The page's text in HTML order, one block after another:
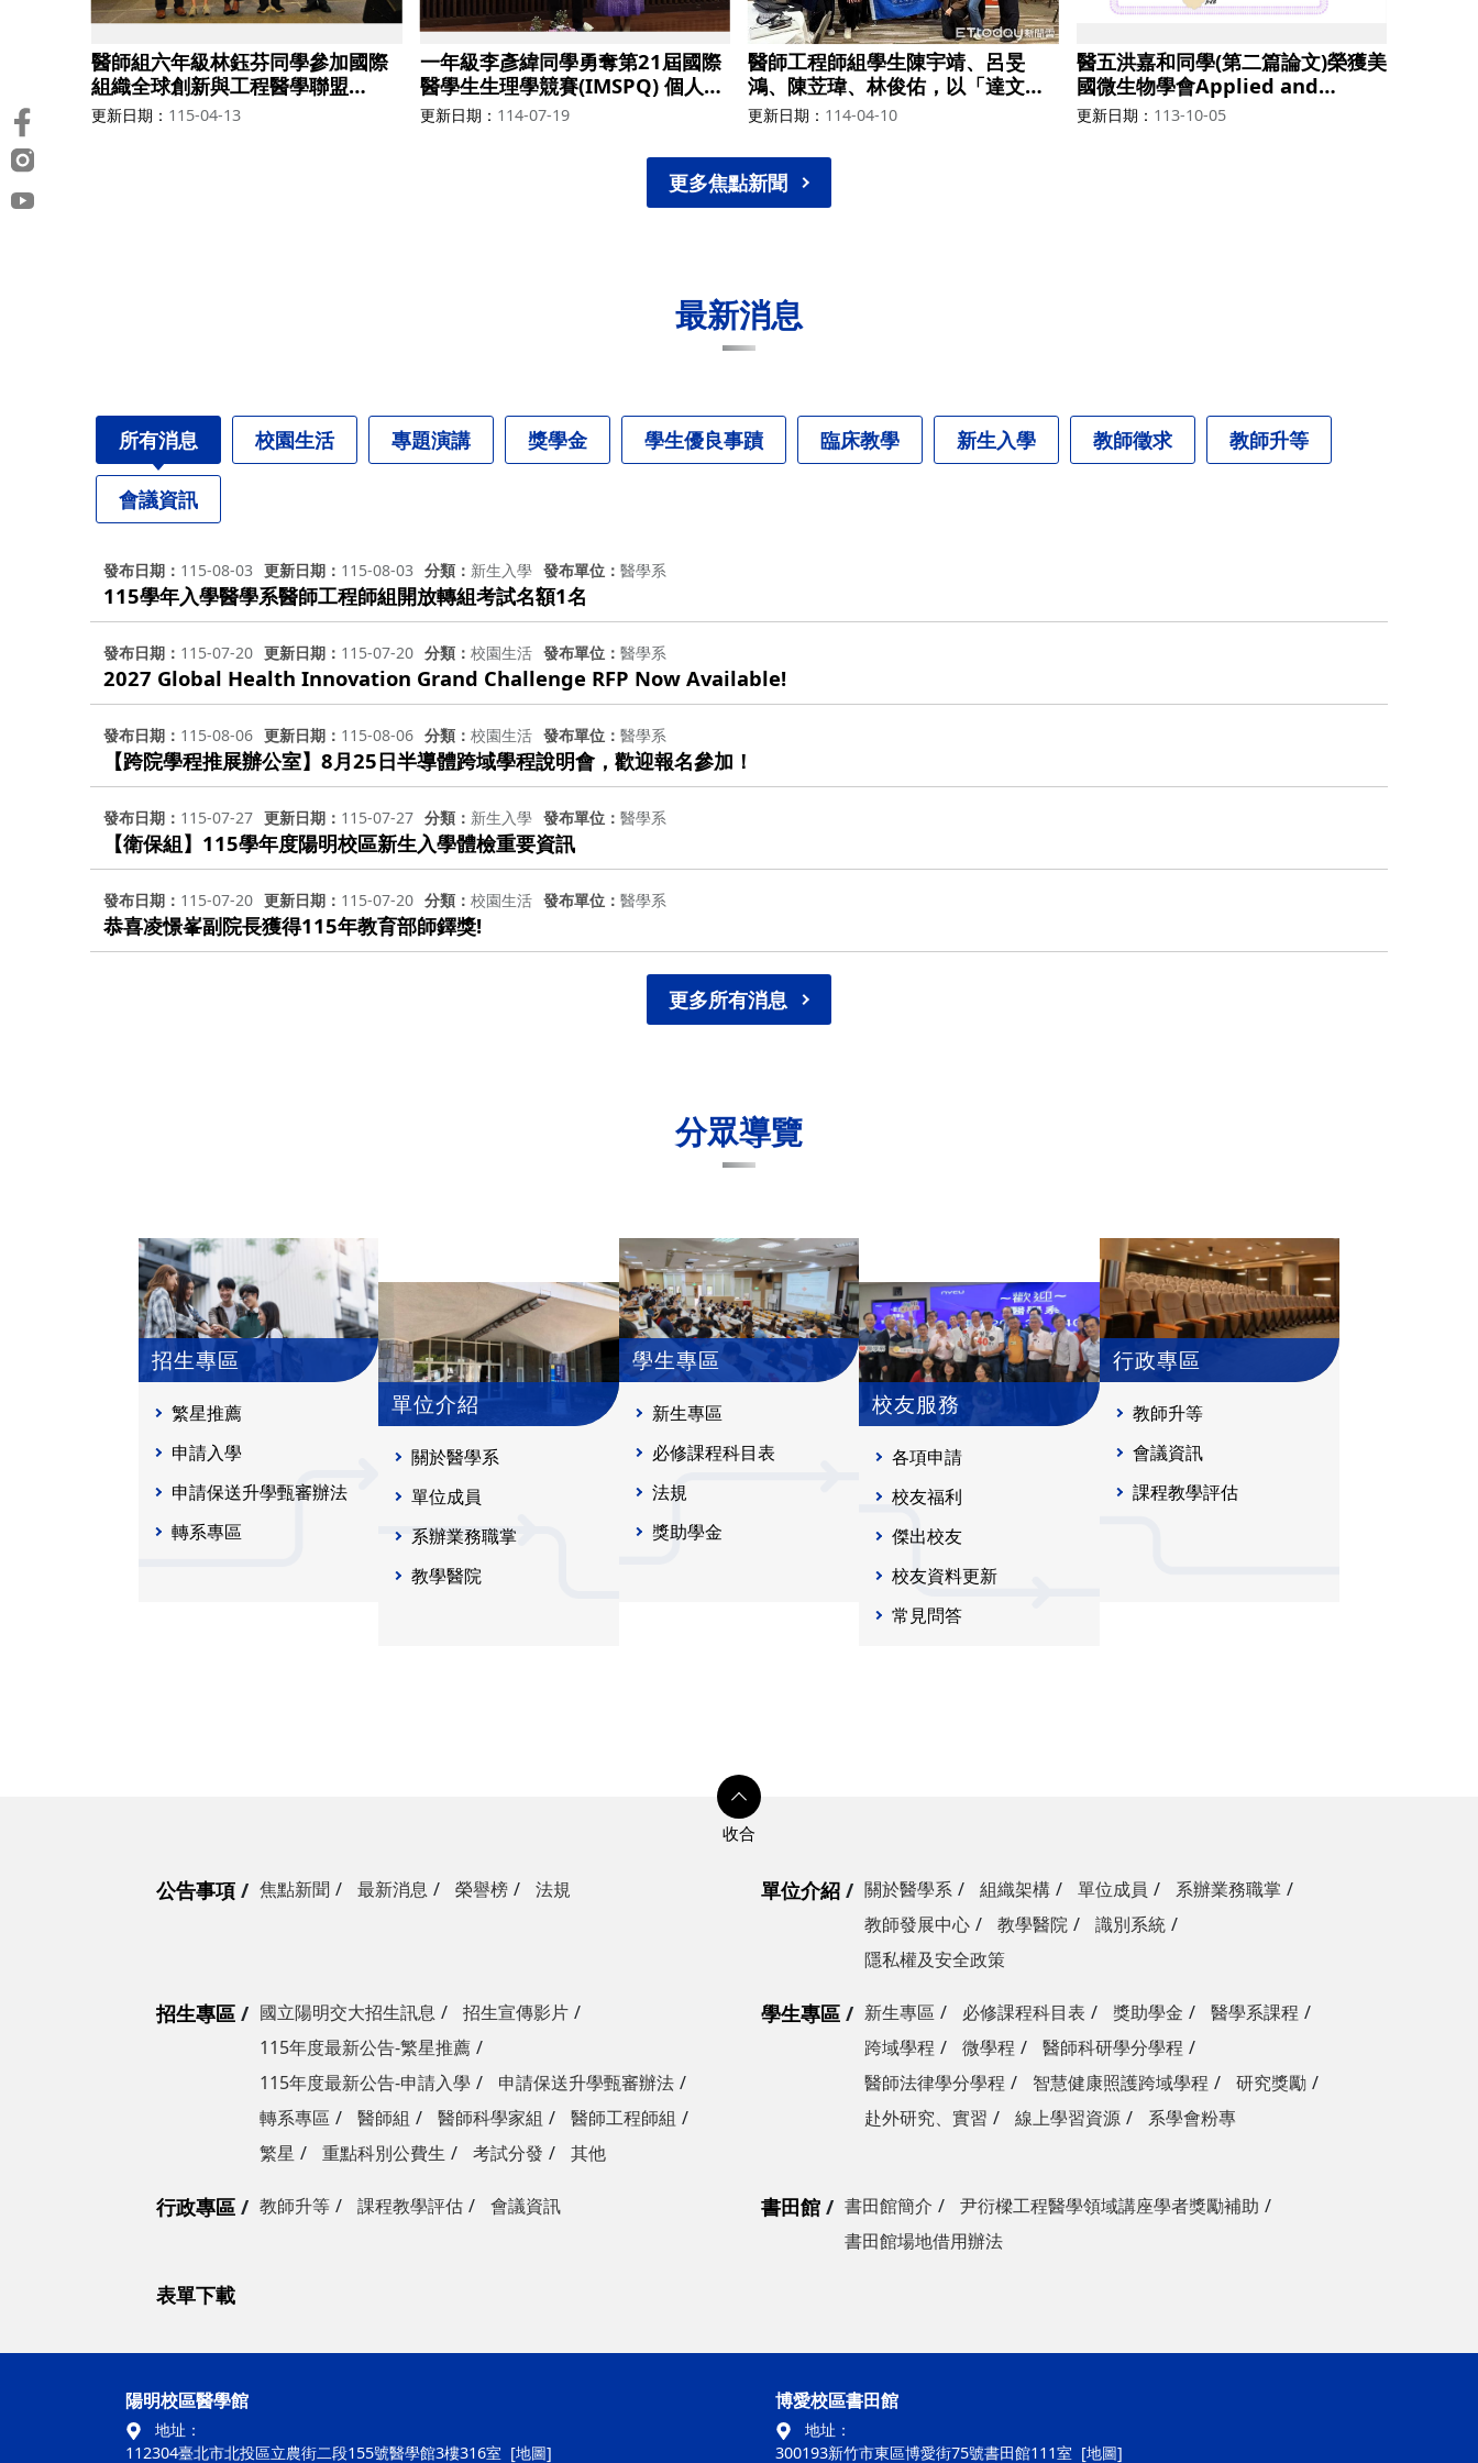
醫師組六年級林鈺芬同學參加國際
組織全球創新與工程醫學聯盟
(GCIEM)獲得第五名
更新日期 115-04-13
一年級李彥緯同學勇奪第21屆國際
醫學生生理學競賽(IMSPQ) 個人獎
第七名
更新日期 114-07-19
醫師工程師組學生陳宇靖、呂旻
鴻、陳苙瑋、林俊佑，以「達文西
EIS-AI」的創新設計，參加美國伊
新競賽，在56隊中得到第五名，獎
金25000美金
更新日期 114-04-10
醫五洪嘉和同學(第二篇論文)榮獲美
國微生物學會Applied and
Environmental Microbiology期
更新日期 113-10-05
更多焦點新聞
最新消息
所有消息 校園生活 專題演講 獎學金 學生優良事蹟 臨床教學 新生入學 教師徵求 教師升等
會議資訊
發布日期 115-08-03 更新日期 115-08-03 分類 新生入學 發布單位 醫學系
115學年入學醫學系醫師工程師組開放轉組考試名額1名
發布日期 115-07-20 更新日期 115-07-20 分類 校園生活 發布單位 醫學系
2027 Global Health Innovation Grand Challenge RFP Now Available!
發布日期 115-08-06 更新日期 115-08-06 分類 校園生活 發布單位 醫學系
【跨院學程推展辦公室】8月25日半導體跨域學程說明會，歡迎報名參加！
發布日期 115-07-27 更新日期 115-07-27 分類 新生入學 發布單位 醫學系
【衛保組】115學年度陽明校區新生入學體檢重要資訊
發布日期 115-07-20 更新日期 115-07-20 分類 校園生活 發布單位 醫學系
恭喜凌憬峯副院長獲得115年教育部師鐸獎!
更多所有消息
分眾導覽
招生專區
繁星推薦
申請入學
申請保送升學甄審辦法
轉系專區
單位介紹
關於醫學系
單位成員
系辦業務職掌
教學醫院
學生專區
新生專區
必修課程科目表
法規
獎助學金
校友服務
各項申請
校友福利
傑出校友
校友資料更新
常見問答
行政專區
教師升等
會議資訊
課程教學評估
公告事項 焦點新聞 最新消息 榮譽榜 法規 單位介紹 關於醫學系 組織架構 單位成員
系辦業務職掌
教師發展中心
教學醫院
識別系統
隱私權及安全政策
招生專區 國立陽明交大招生訊息
招生宣傳影片
115年度最新公告-繁星推薦
115年度最新公告-申請入學
申請保送升學甄審辦法
轉系專區
醫師組 醫師科學家組
醫師工程師組
繁星
重點科別公費生 考試分發 其他
學生專區 新生專區 必修課程科目表 獎助學金
醫學系課程
跨域學程
微學程
醫師科研學分學程
醫師法律學分學程
智慧健康照護跨域學程
研究獎勵
赴外研究、實習
線上學習資源 系學會粉專
行政專區 教師升等 課程教學評估 會議資訊 書田館 書田館簡介
尹衍樑工程醫學領域講座學者獎勵補助
書田館場地借用辦法
表單下載
陽明校區醫學館
地址：
112304臺北市北投區立農街二段155號醫學館3樓316室 [地圖]
博愛校區書田館
地址：
300193新竹市東區博愛街75號書田館111室 [地圖]